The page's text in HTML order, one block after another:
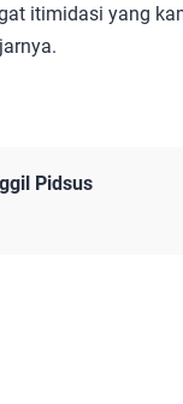
itimidasi yang
Pidsus